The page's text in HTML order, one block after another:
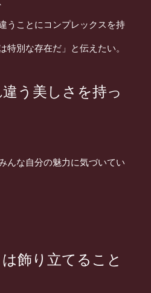
うことにコンプレックスを持
特別な存在だ」と伝えたい。
違う美しさを持っ
んな自分の魅力に気づいてい
飾り立てること